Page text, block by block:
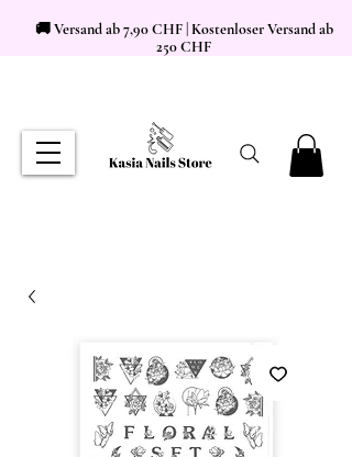
🚚 Versand ab 7,90 CHF | Kostenloser Versand ab
250 CHF